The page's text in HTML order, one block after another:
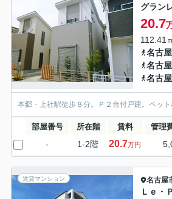
グラン
20.7
112.41
名古
名古
名古
本郷・上社駅徒歩８分。Ｐ２台付戸建。ペッ
部屋番号 所在階 賃料 管理
- 1-2階 20.7万円
賃貸マンション 名古屋
Ｌｅ・